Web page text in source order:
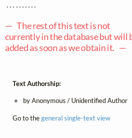
. . . . . . . . . .
— The rest of this text is not
currently in the database but will
added as soon as we obtain it. —
Text Authorship:
by Anonymous / Unidentified Author
Go to thegeneral single-text view